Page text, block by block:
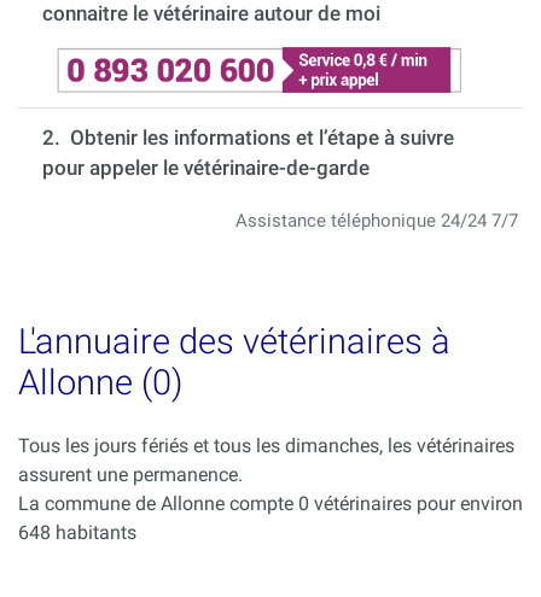
connaitre le vétérinaire autour de moi
2. Obtenir les informations et l’étape à suivre
pour appeler le vétérinaire-de-garde
Assistance téléphonique 24/24 7/7
L'annuaire des vétérinaires à
Allonne (0)
Tous les jours fériés et tous les dimanches, les vétérinaires
assurent une permanence.
La commune de Allonne compte 0 vétérinaires pour environ
648 habitants